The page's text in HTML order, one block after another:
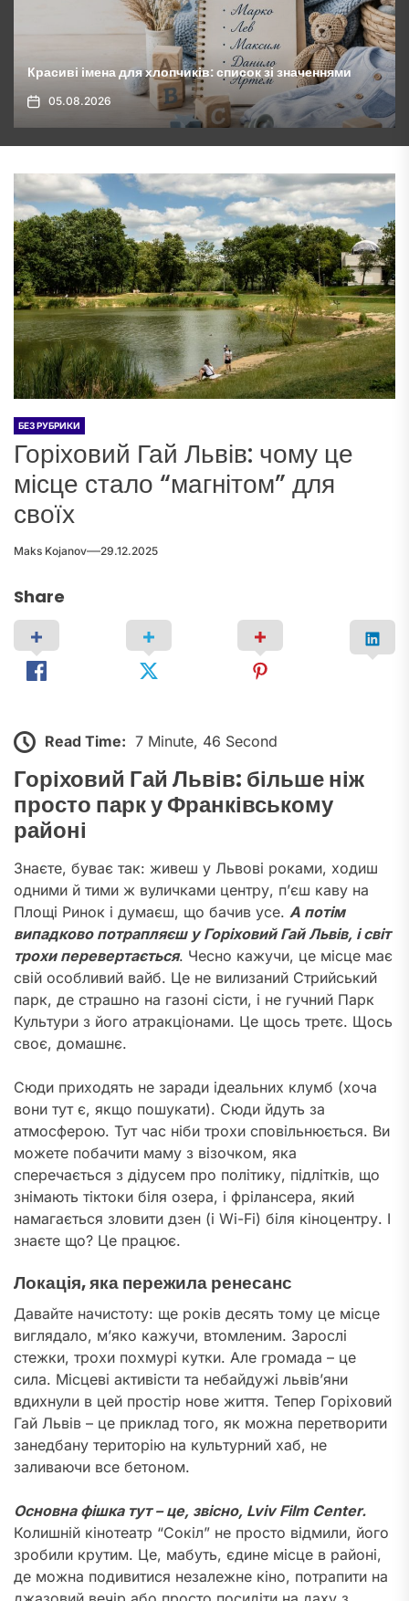
Овочі гриль на мангалі: як приготувати ідеально
05.08.2026
БЕЗ РУБРИКИ
Горіховий Гай Львів: чому це
місце стало “магнітом” для
своїх
Maks Kojanov 29.12.2025
Share
Read Time: 7 Minute, 46 Second
Горіховий Гай Львів: більше ніж
просто парк у Франківському
районі
Знаєте, буває так: живеш у Львові роками, ходиш
одними й тими ж вуличками центру, п’єш каву на
Площі Ринок і думаєш, що бачив усе. А потім
випадково потрапляєш у Горіховий Гай Львів, і світ
трохи перевертається. Чесно кажучи, це місце має
свій особливий вайб. Це не вилизаний Стрийський
парк, де страшно на газоні сісти, і не гучний Парк
Культури з його атракціонами. Це щось третє. Щось
своє, домашнє.
Сюди приходять не заради ідеальних клумб (хоча
вони тут є, якщо пошукати). Сюди йдуть за
атмосферою. Тут час ніби трохи сповільнюється. Ви
можете побачити маму з візочком, яка
сперечається з дідусем про політику, підлітків, що
знімають тіктоки біля озера, і фрілансера, який
намагається зловити дзен (і Wi-Fi) біля кіноцентру. І
знаєте що? Це працює.
Локація, яка пережила ренесанс
Давайте начистоту: ще років десять тому це місце
виглядало, м’яко кажучи, втомленим. Зарослі
стежки, трохи похмурі кутки. Але громада – це
сила. Місцеві активісти та небайдужі львів’яни
вдихнули в цей простір нове життя. Тепер Горіховий
Гай Львів – це приклад того, як можна перетворити
занедбану територію на культурний хаб, не
заливаючи все бетоном.
Основна фішка тут – це, звісно, Lviv Film Center.
Колишній кінотеатр “Сокіл” не просто відмили, його
зробили крутим. Це, мабуть, єдине місце в районі,
де можна подивитися незалежне кіно, потрапити на